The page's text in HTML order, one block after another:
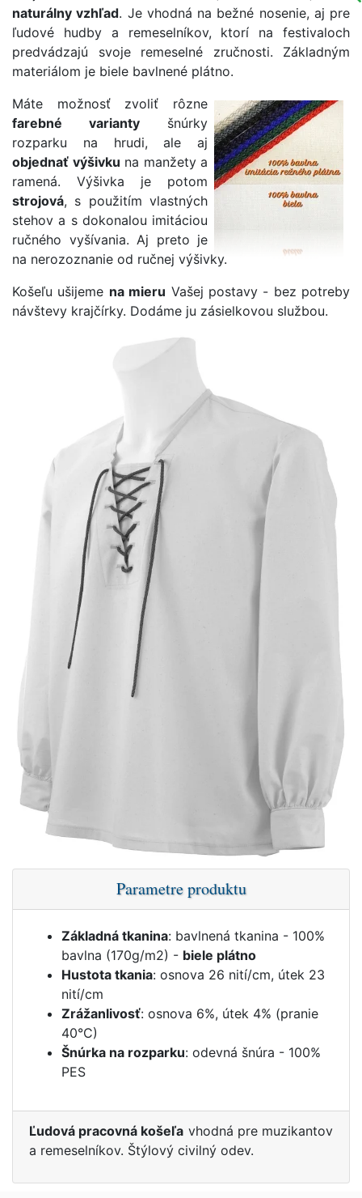
naturálny vzhľad. Je vhodná na bežné nosenie, aj pre
ľudové hudby a remeselníkov, ktorí na festivaloch
predvádzajú svoje remeselné zručnosti. Základným
materiálom je biele bavlnené plátno.
Máte možnosť zvoliť rôzne
farebné varianty šnúrky
rozparku na hrudi, ale aj
objednať výšivku na manžety a
ramená. Výšivka je potom
strojová, s použitím vlastných
stehov a s dokonalou imitáciou
ručného vyšívania. Aj preto je
na nerozoznanie od ručnej výšivky.
Košeľu ušijeme na mieru Vašej postavy - bez potreby
návštevy krajčírky. Dodáme ju zásielkovou službou.
Parametre produktu
Základná tkanina: bavlnená tkanina - 100%
bavlna (170g/m2) - biele plátno
Hustota tkania: osnova 26 nití/cm, útek 23
nití/cm
Zrážanlivosť: osnova 6%, útek 4% (pranie
40°C)
Šnúrka na rozparku: odevná šnúra - 100%
PES
Ľudová pracovná košeľa vhodná pre muzikantov
a remeselníkov. Štýlový civilný odev.